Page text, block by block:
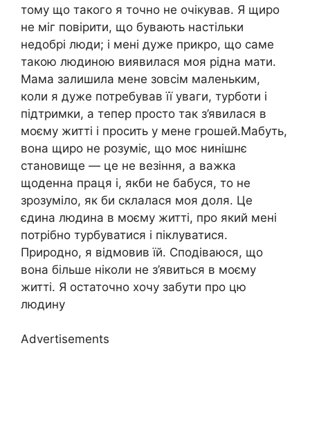
тому що такого я точно не очікував. Я щиро
не міг повірити, що бувають настільки
недобрі люди; і мені дуже прикро, що саме
такою людиною виявилася моя рідна мати.
Мама залишила мене зовсім маленьким,
коли я дуже потребував її уваги, турботи і
підтримки, а тепер просто так з’явилася в
моєму житті і просить у мене грошей.Мабуть,
вона щиро не розуміє, що моє нинішнє
становище — це не везіння, а важка
щоденна праця і, якби не бабуся, то не
зрозуміло, як би склалася моя доля. Це
єдина людина в моєму житті, про який мені
потрібно турбуватися і піклуватися.
Природно, я відмовив їй. Сподіваюся, що
вона більше ніколи не з’явиться в моєму
житті. Я остаточно хочу забути про цю
людину
Advertisements